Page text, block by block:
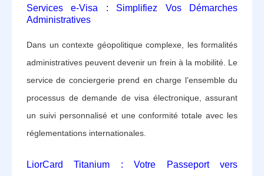
Services e-Visa : Simplifiez Vos Démarches
Administratives
Dans un contexte géopolitique complexe, les formalités
administratives peuvent devenir un frein à la mobilité. Le
service de conciergerie prend en charge l’ensemble du
processus de demande de visa électronique, assurant
un suivi personnalisé et une conformité totale avec les
réglementations internationales.
LiorCard Titanium : Votre Passeport vers